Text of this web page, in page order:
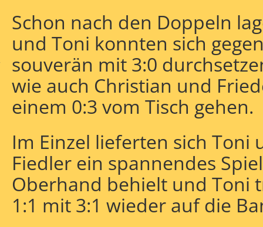
Schon nach den Doppeln
und Toni konnten sich
souverän mit 3:0
wie auch Christian und
einem 0:3 vom Tisch gehen.
Im Einzel lieferten sich Toni
Fiedler ein spannendes
Oberhand behielt und Toni
1:1 mit 3:1 wieder auf die